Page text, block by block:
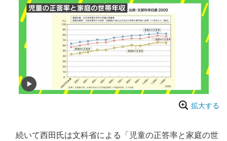
拡大する
続いて西田氏は文科省による「児童の正答率と家庭の世